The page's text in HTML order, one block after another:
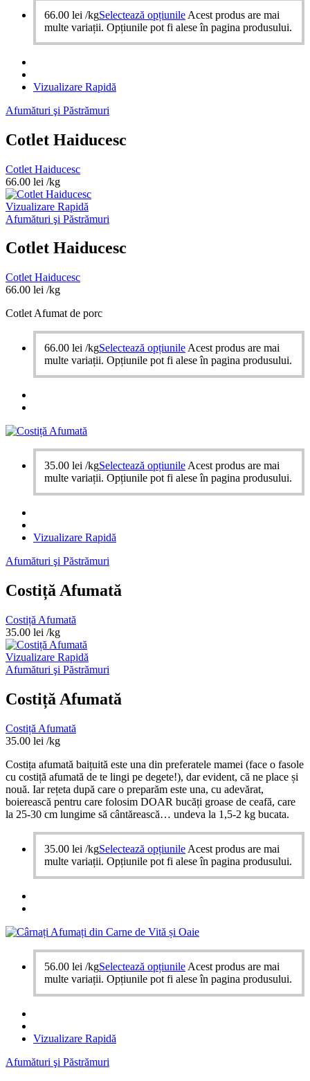
66.00 lei /kgSelectează opțiunile Acest produs are mai
multe variații. Opțiunile pot fi alese în pagina produsului.
Vizualizare Rapidă
Afumături şi Păstrămuri
Cotlet Haiducesc
Cotlet Haiducesc
66.00 lei /kg
Vizualizare Rapidă
Afumături şi Păstrămuri
Cotlet Haiducesc
Cotlet Haiducesc
66.00 lei /kg
Cotlet Afumat de porc
66.00 lei /kgSelectează opțiunile Acest produs are mai
multe variații. Opțiunile pot fi alese în pagina produsului.
35.00 lei /kgSelectează opțiunile Acest produs are mai
multe variații. Opțiunile pot fi alese în pagina produsului.
Vizualizare Rapidă
Afumături şi Păstrămuri
Costiță Afumată
Costiță Afumată
35.00 lei /kg
Vizualizare Rapidă
Afumături şi Păstrămuri
Costiță Afumată
Costiță Afumată
35.00 lei /kg
Costița afumată baițuită este una din preferatele mamei (face o fasole
cu costiță afumată de te lingi pe degete!), dar evident, că ne place și
nouă. Iar rețeta după care o preparăm este una, cu adevărat,
boierească pentru care folosim DOAR bucăți groase de ceafă, care
la 25-30 cm lungime să cântărească… undeva la 1,5-2 kg bucata.
35.00 lei /kgSelectează opțiunile Acest produs are mai
multe variații. Opțiunile pot fi alese în pagina produsului.
56.00 lei /kgSelectează opțiunile Acest produs are mai
multe variații. Opțiunile pot fi alese în pagina produsului.
Vizualizare Rapidă
Afumături şi Păstrămuri